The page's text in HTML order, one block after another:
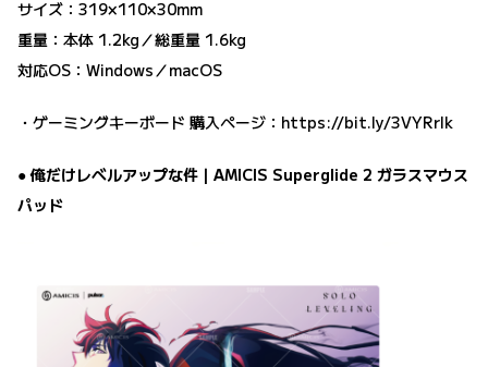
サイズ：319×110×30mm
重量：本体 1.2kg／総重量 1.6kg
対応OS：Windows／macOS
・ゲーミングキーボード 購入ページ： https://bit.ly/3VYRrIk
● 俺だけレベルアップな件｜AMICIS Superglide 2 ガラスマウス
パッド